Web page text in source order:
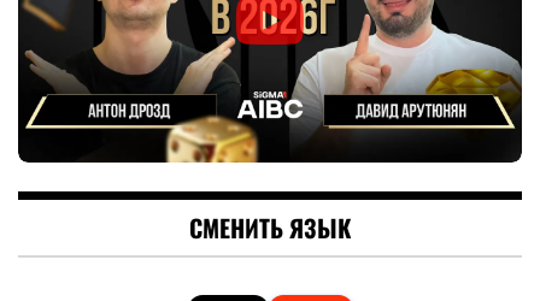
СМЕНИТЬ ЯЗЫК